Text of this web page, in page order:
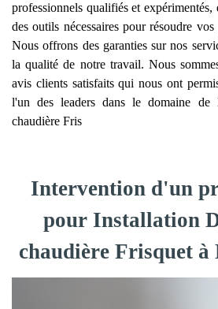
professionnels qualifiés et expérimentés,
des outils nécessaires pour résoudre
Nous offrons des garanties sur nos
la qualité de notre travail. Nous
avis clients satisfaits qui nous ont
l'un des leaders dans le domaine de
chaudière Fris
Intervention d'un
pour Installation
chaudière Frisquet à